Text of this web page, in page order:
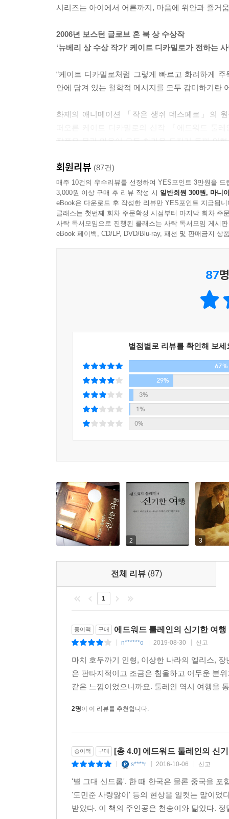
시리즈는 아이에서 어른까지, 마음에 위안과 즐거
2006년 보스턴 글로브 혼 북 상 수상작
‘뉴베리 상 수상 작가’ 케이트 디카밀로가 전하는
“케이트 디카밀로처럼 그렇게 빠르고 화려하게
안에 담겨 있는 철학적 메시지를 모두 감미하기란
화제의 애니메이션 「작은 생쥐 데스페로」의
작품은 몸과 마음이 모두 차가운 도자기 토끼 인
속에는 전형적인 캐릭터와 틀에 박힌 구성이 아
사건들이 연이어 펼쳐진다. 자신을 사랑하던 소
어른들이 함께 읽기에도 그 재미와 깊이가 충분
잔잔하게 독자의 마음속으로 파고들어 큰 여운
결코 과장이 아닌 이유이다.
‘사랑은 받는 것이 아니라 주는 것이다.’라는
지나가는 사람들이 한 번씩 뒤돌아볼 정도로
더미에 파묻혀 지내다가 여기저기 떠돌아다니
깊고 넓은 사랑을 하게 된다. 변화된 에드워드가
순간, 그때 나타난 건 바로 훌쩍 커 버린 애빌린
반성과 성찰이 담긴 이 작품이 아이들뿐만 아니
수 있는 좋은 여정이 될 것이다.
움직이지 못하는 현실에 대해서 끝없이 슬퍼하기
내몰아 변하게 만드는 계기를 마련해 주기도 한
희생할 줄도 알고 기다릴 줄도 아는 따뜻한 에드워
에드워드의 첫 주인이었던 10세 소녀 애빌린은
침대에서 잠을 잔다. 에드워드가 창밖을 내다볼
생생하고 역동적인 숨을 불어넣으며 책 읽는 흥미
시적 언어가 전하는 울림
“에드워드 툴레인은 기다렸어요.
계절이 바뀌고 해가 바뀌었어요.
에드워드 툴레인은 기다렸어요.
마침내 머릿속에 부드러운 희망의 문구가 새겨졌
‘누군가 올 거야. 누군가 널 위해 올 거야.’” - 본문
이 작품의 또 하나의 특징은 바로 시적 언어이다.
내어 읽어 주면서 어른과 아이가 함께 보는 동화로
느낌을 담은 배그램 이바툴린의 삽화
책 속에는 러시아 출신으로 모스크바 국립예술
회원리뷰 (87건)
매주 10건의 우수리뷰를 선정하여 YES포인트 3만원을 드
3,000원 이상 구매 후 리뷰 작성 시 일반회원 300원, 마니
eBook은 다운로드 후 작성한 리뷰만 YES포인트 지급됩니
클래스는 첫번째 회차 주문확정 시점부터 마지막 회차 주
사락 독서모임으로 진행된 클래스는 사락 독서모임 게시
eBook 페이백, CD/LP, DVD/Blu-ray, 패션 및 판매금지 상
87
별점별로 리뷰를 확인해 보세
67%
29%
3%
1%
0%
2 3
전체 리뷰 (87)
1
종이책 구매 에드워드 툴레인의 신기한 여행
n******o 2019-08-30 신고
마치 호두까기 인형, 이상한 나라의 엘리스,
은 판타지적이고 조금은 침울하고 어두운 분
같은 느낌이었으니까요. 툴레인 역시 여행을
2명이 이 리뷰를 추천합니다.
종이책 구매 [총 4.0] 에드워드 툴레인의 신
s****r 2016-10-06 신고
'별 그대 신드롬'. 한 때 한국은 물론 중국을 포
'도민준 사랑앓이' 등의 현상을 일컷는 말이었
받았다. 이 책의 주인공은 천송이와 닮았다.